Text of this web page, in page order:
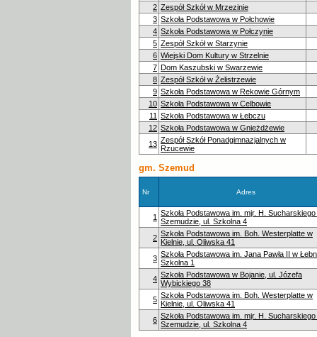
2 Zespół Szkół w Mrzezinie
3 Szkoła Podstawowa w Połchowie
4 Szkoła Podstawowa w Połczynie
5 Zespół Szkół w Starzynie
6 Wiejski Dom Kultury w Strzelnie
7 Dom Kaszubski w Swarzewie
8 Zespół Szkół w Żelistrzewie
9 Szkoła Podstawowa w Rekowie Górnym
10 Szkoła Podstawowa w Celbowie
11 Szkoła Podstawowa w Łebczu
12 Szkoła Podstawowa w Gnieżdżewie
13 Zespół Szkół Ponadgimnazjalnych w
Rzucewie
gm. Szemud
Nr Adres
1 Szkoła Podstawowa im. mjr. H. Sucharskiego
Szemudzie, ul. Szkolna 4
2 Szkoła Podstawowa im. Boh. Westerplatte w
Kielnie, ul. Oliwska 41
3 Szkoła Podstawowa im. Jana Pawła II w
Szkolna 1
4 Szkoła Podstawowa w Bojanie, ul. Józefa
Wybickiego 38
5 Szkoła Podstawowa im. Boh. Westerplatte w
Kielnie, ul. Oliwska 41
6 Szkoła Podstawowa im. mjr. H. Sucharskiego
Szemudzie, ul. Szkolna 4